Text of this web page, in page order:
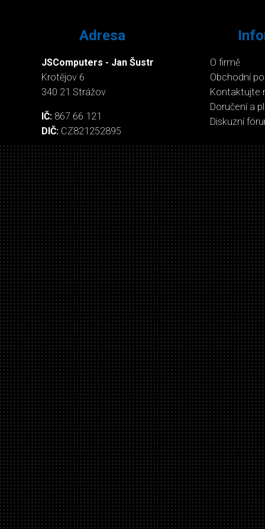
Adresa
JSComputers - Jan Šustr
Krotějov 6
340 21 Strážov
IČ: 867 66 121
DIČ: CZ821252895
O firmě
Obchodní
Kontaktujte
Doručení a
Diskuzní